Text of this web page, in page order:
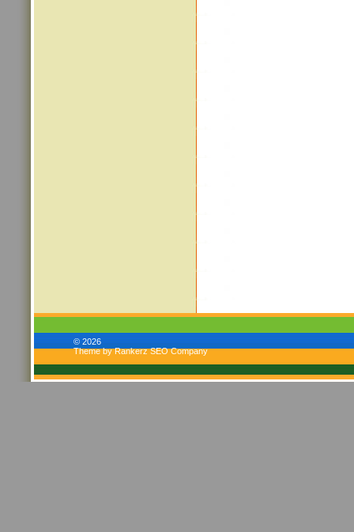
© 2026
Theme by Rankerz SEO Company